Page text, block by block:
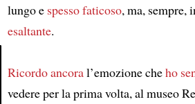
lungo e spesso faticoso, ma, sempre,
esaltante.
Ricordo ancoral’emozione cheho
vedere per la prima volta, al museo